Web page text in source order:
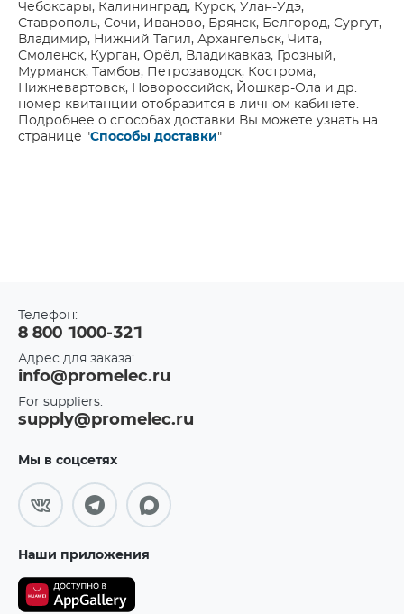
Чебоксары, Калининград, Курск, Улан-Удэ,
Ставрополь, Сочи, Иваново, Брянск, Белгород, Сургут,
Владимир, Нижний Тагил, Архангельск, Чита,
Смоленск, Курган, Орёл, Владикавказ, Грозный,
Мурманск, Тамбов, Петрозаводск, Кострома,
Нижневартовск, Новороссийск, Йошкар-Ола и др.
номер квитанции отобразится в личном кабинете.
Подробнее о способах доставки Вы можете узнать на
странице "Способы доставки"
Телефон:
8 800 1000-321
Адрес для заказа:
info@promelec.ru
For suppliers:
supply@promelec.ru
Мы в соцсетях
Наши приложения